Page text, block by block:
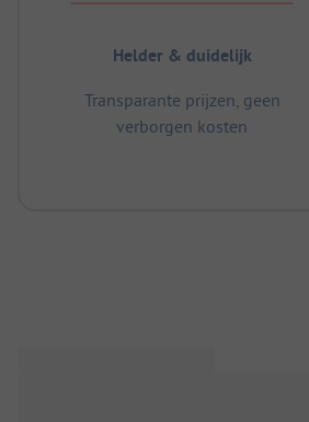
Helder & duidelijk
Transparante prijzen, geen
verborgen kosten